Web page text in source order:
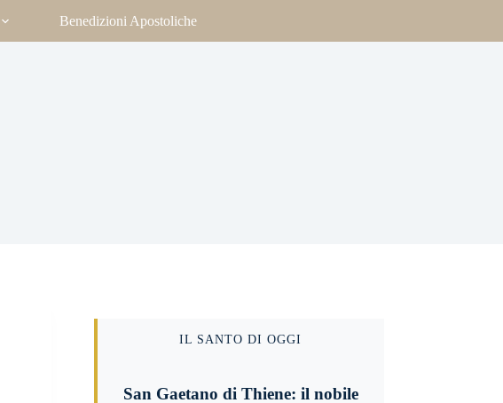
Benedizioni Apostoliche
IL SANTO DI OGGI
San Gaetano di Thiene: il nobile